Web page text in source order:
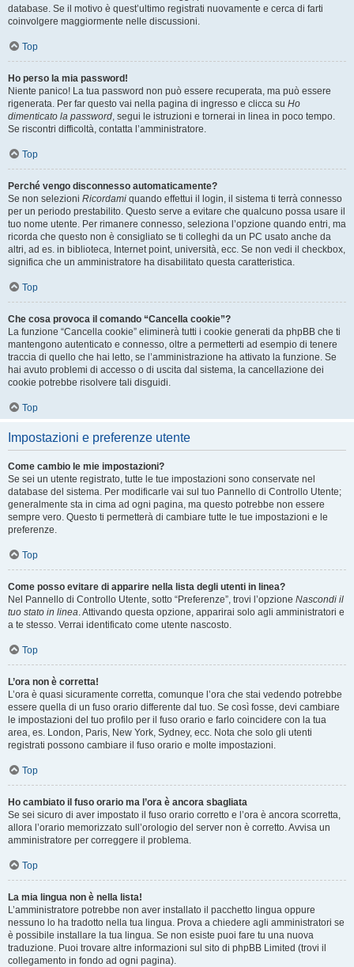
database. Se il motivo è quest’ultimo registrati nuovamente e cerca di farti
coinvolgere maggiormente nelle discussioni.
Top
Ho perso la mia password!
Niente panico! La tua password non può essere recuperata, ma può essere
rigenerata. Per far questo vai nella pagina di ingresso e clicca su Ho
dimenticato la password, segui le istruzioni e tornerai in linea in poco tempo.
Se riscontri difficoltà, contatta l’amministratore.
Top
Perché vengo disconnesso automaticamente?
Se non selezioni Ricordami quando effettui il login, il sistema ti terrà connesso
per un periodo prestabilito. Questo serve a evitare che qualcuno possa usare il
tuo nome utente. Per rimanere connesso, seleziona l’opzione quando entri, ma
ricorda che questo non è consigliato se ti colleghi da un PC usato anche da
altri, ad es. in biblioteca, Internet point, università, ecc. Se non vedi il checkbox,
significa che un amministratore ha disabilitato questa caratteristica.
Top
Che cosa provoca il comando “Cancella cookie”?
La funzione “Cancella cookie” eliminerà tutti i cookie generati da phpBB che ti
mantengono autenticato e connesso, oltre a permetterti ad esempio di tenere
traccia di quello che hai letto, se l’amministrazione ha attivato la funzione. Se
hai avuto problemi di accesso o di uscita dal sistema, la cancellazione dei
cookie potrebbe risolvere tali disguidi.
Top
Impostazioni e preferenze utente
Come cambio le mie impostazioni?
Se sei un utente registrato, tutte le tue impostazioni sono conservate nel
database del sistema. Per modificarle vai sul tuo Pannello di Controllo Utente;
generalmente sta in cima ad ogni pagina, ma questo potrebbe non essere
sempre vero. Questo ti permetterà di cambiare tutte le tue impostazioni e le
preferenze.
Top
Come posso evitare di apparire nella lista degli utenti in linea?
Nel Pannello di Controllo Utente, sotto “Preferenze”, trovi l’opzione Nascondi il
tuo stato in linea. Attivando questa opzione, apparirai solo agli amministratori e
a te stesso. Verrai identificato come utente nascosto.
Top
L’ora non è corretta!
L’ora è quasi sicuramente corretta, comunque l’ora che stai vedendo potrebbe
essere quella di un fuso orario differente dal tuo. Se così fosse, devi cambiare
le impostazioni del tuo profilo per il fuso orario e farlo coincidere con la tua
area, es. London, Paris, New York, Sydney, ecc. Nota che solo gli utenti
registrati possono cambiare il fuso orario e molte impostazioni.
Top
Ho cambiato il fuso orario ma l’ora è ancora sbagliata
Se sei sicuro di aver impostato il fuso orario corretto e l’ora è ancora scorretta,
allora l’orario memorizzato sull’orologio del server non è corretto. Avvisa un
amministratore per correggere il problema.
Top
La mia lingua non è nella lista!
L’amministratore potrebbe non aver installato il pacchetto lingua oppure
nessuno lo ha tradotto nella tua lingua. Prova a chiedere agli amministratori se
è possibile installare la tua lingua. Se non esiste puoi fare tu una nuova
traduzione. Puoi trovare altre informazioni sul sito di phpBB Limited (trovi il
collegamento in fondo ad ogni pagina).